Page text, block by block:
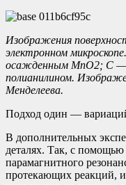
Изображения
электронном
осажденным MnO2; С —
полианилином.
Менделеева.
Подход один —
В дополнительных
деталях. Так, с помощью
парамагнитного
протекающих реакций,